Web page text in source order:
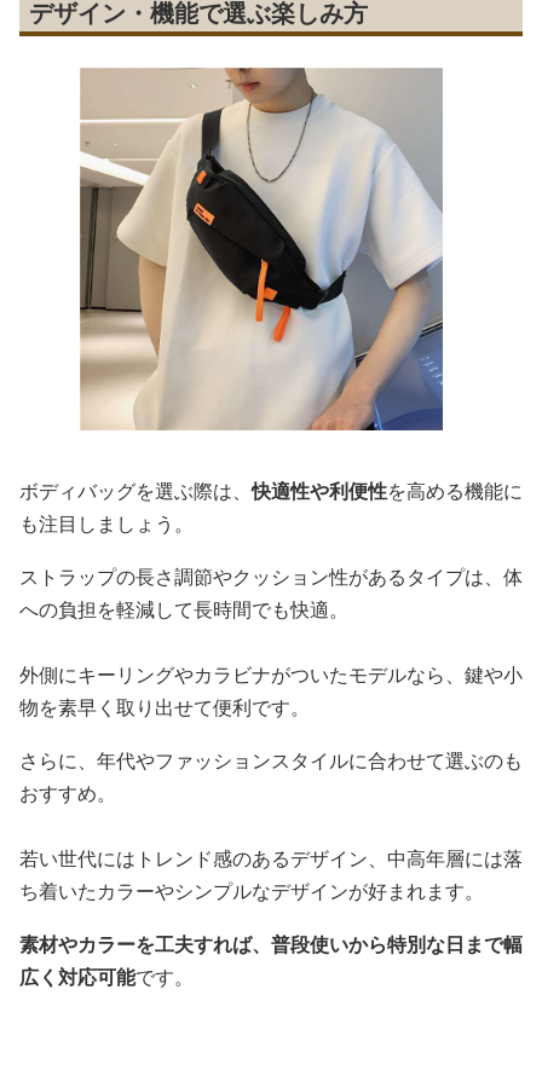
デザイン・機能で選ぶ楽しみ方
ボディバッグを選ぶ際は、快適性や利便性を高める機能に
も注目しましょう。
ストラップの長さ調節やクッション性があるタイプは、体
への負担を軽減して長時間でも快適。
外側にキーリングやカラビナがついたモデルなら、鍵や小
物を素早く取り出せて便利です。
さらに、年代やファッションスタイルに合わせて選ぶのも
おすすめ。
若い世代にはトレンド感のあるデザイン、中高年層には落
ち着いたカラーやシンプルなデザインが好まれます。
素材やカラーを工夫すれば、普段使いから特別な日まで幅
広く対応可能です。